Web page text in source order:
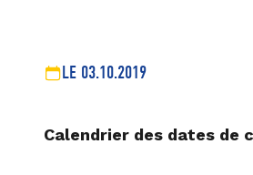
LE 03.10.2019
Calendrier des dates de